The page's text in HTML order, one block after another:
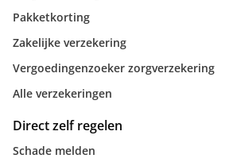
Pakketkorting
Zakelijke verzekering
Vergoedingenzoeker zorgverzekering
Alle verzekeringen
Direct zelf regelen
Schade melden